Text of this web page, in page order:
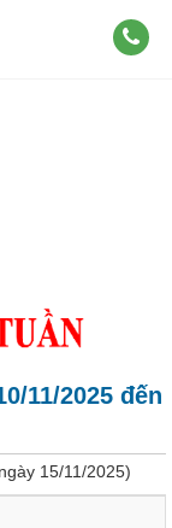
11/2025 đến
15/11/2025)